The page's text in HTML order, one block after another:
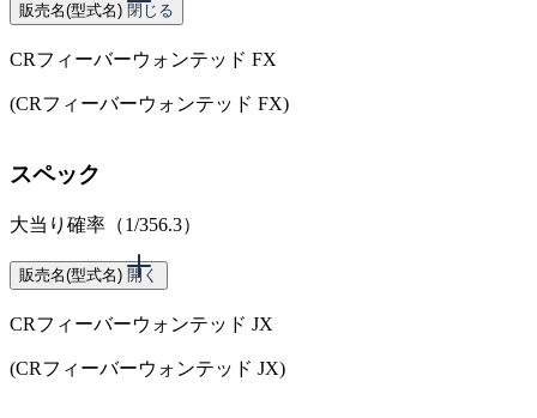
販売名(型式名) 閉じる
CRフィーバーウォンテッド FX
(CRフィーバーウォンテッド FX)
スペック
大当り確率（1/356.3）
販売名(型式名) 開く
CRフィーバーウォンテッド JX
(CRフィーバーウォンテッド JX)